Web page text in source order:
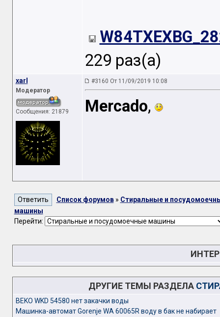
229 раз(а)
xarl
Модератор
Сообщения: 21879
#3160 От 11/09/2019 10:08
Mercado,
Список форумов» Стиральные и
машины
Перейти:
ДРУГИЕ ТЕМЫ РАЗДЕЛА
BEKO WKD 54580 нет закачки воды
Машинка-автомат Gorenje WA 60065R воду в бак не набирает